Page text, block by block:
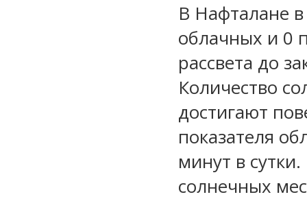
В Нафталане
облачных и 0
рассвета до
Количество
достигают
показателя
минут в
солнечных